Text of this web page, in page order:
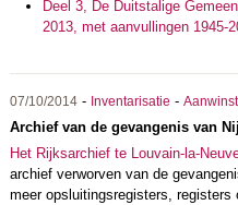
Deel 3, De Duitstalige
2013, met aanvullingen 1945-
07/10/2014- Inventarisatie -
Archief van de gevangenis van
Het Rijksarchief te Louvain-la-
archief verworven van de
meer opsluitingsregisters,